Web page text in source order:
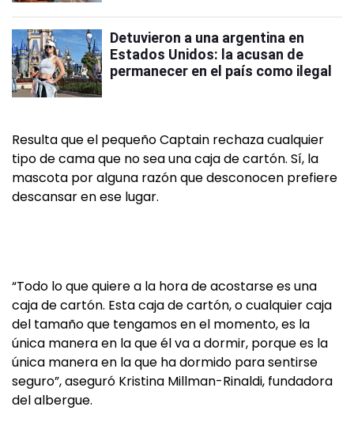
Detuvieron a una argentina en
Estados Unidos: la acusan de
permanecer en el país como ilegal
Resulta que el pequeño Captain rechaza cualquier
tipo de cama que no sea una caja de cartón. Sí, la
mascota por alguna razón que desconocen prefiere
descansar en ese lugar.
“Todo lo que quiere a la hora de acostarse es una
caja de cartón. Esta caja de cartón, o cualquier caja
del tamaño que tengamos en el momento, es la
única manera en la que él va a dormir, porque es la
única manera en la que ha dormido para sentirse
seguro”, aseguró Kristina Millman-Rinaldi, fundadora
del albergue.